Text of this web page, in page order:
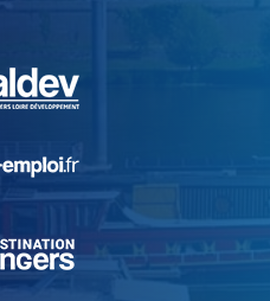
, Ouvre une nouvelle